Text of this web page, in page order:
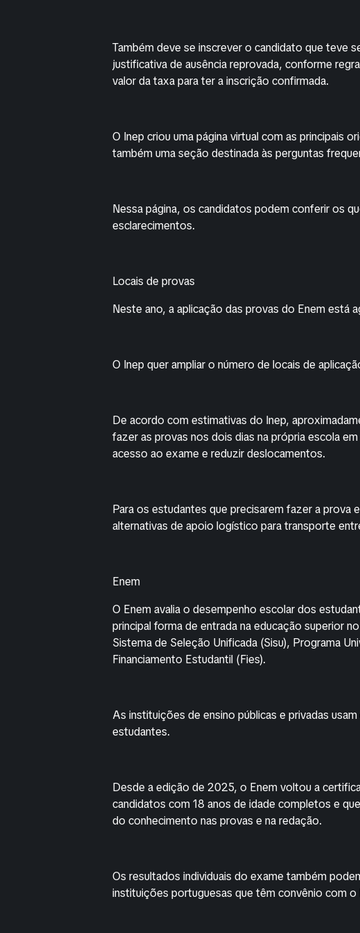
Também deve se inscrever o candidato que teve
justificativa de ausência reprovada, conforme
valor da taxa para ter a inscrição confirmada.
O Inep criou uma página virtual com as principais
também uma seção destinada às perguntas
Nessa página, os candidatos podem conferir os
esclarecimentos.
Locais de provas
Neste ano, a aplicação das provas do Enem está
O Inep quer ampliar o número de locais de
De acordo com estimativas do Inep,
fazer as provas nos dois dias na própria escola
acesso ao exame e reduzir deslocamentos.
Para os estudantes que precisarem fazer a
alternativas de apoio logístico para transporte
Enem
O Enem avalia o desempenho escolar dos
principal forma de entrada na educação superior
Sistema de Seleção Unificada (Sisu), Programa
Financiamento Estudantil (Fies).
As instituições de ensino públicas e privadas
estudantes.
Desde a edição de 2025, o Enem voltou a
candidatos com 18 anos de idade completos e
do conhecimento nas provas e na redação.
Os resultados individuais do exame também
instituições portuguesas que têm convênio com o